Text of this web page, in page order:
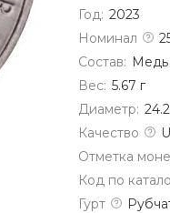
Год: 2023
Номинал
Состав: Медь
Вес: 5.67 г
Диаметр:
Качество
Отметка
Код по
Гурт